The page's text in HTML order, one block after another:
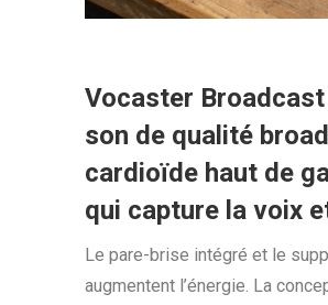
Vocaster
son de qualité
cardioïde haut de
qui capture la voix
Le pare-brise intégré et le
augmentent l’énergie. La